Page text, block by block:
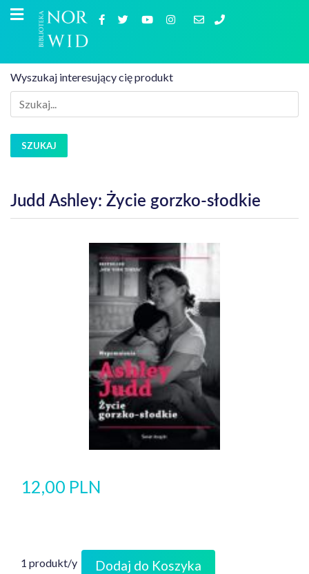
Wyszukaj interesujący cię produkt
SZUKAJ
Judd Ashley: Życie gorzko-słodkie
12,00 PLN
1 produkt/y Dodaj do Koszyka